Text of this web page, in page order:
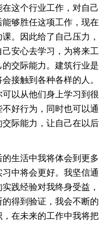
这个行业工作，对自己
够胜任这项工作，现在
。因此给了自己压力，
安心去学习，为将来工
交际能力。建筑行业是
接触到各种各样的人。
以从他们身上学习到很
好行为，同时也可以通
际能力，让自己在以后
生活中我将体会到更多
中将会更好。我坚信通
践经验对我终身受益，
得到验证，我会不断的
在未来的工作中我将把